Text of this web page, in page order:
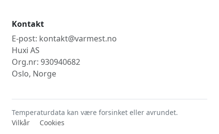
Kontakt
E-post: kontakt@varmest.no
Huxi AS
Org.nr: 930940682
Oslo, Norge
Temperaturdata kan være forsinket eller avrundet.
Vilkår
Cookies